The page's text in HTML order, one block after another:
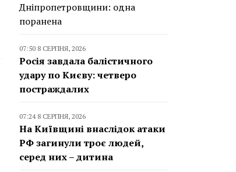
Дніпропетровщини: одна
поранена
07:50 8 СЕРПНЯ, 2026
Росія завдала балістичного
удару по Києву: четверо
постраждалих
07:24 8 СЕРПНЯ, 2026
На Київщині внаслідок атаки
РФ загинули троє людей,
серед них – дитина